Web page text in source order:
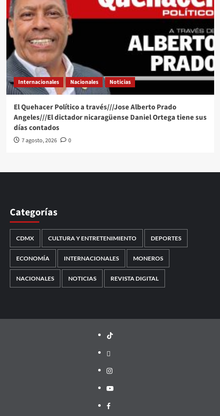
Internacionales Nacionales Noticias
El Quehacer Político a través///Jose Alberto Prado
Angeles///El dictador nicaragüense Daniel Ortega tiene sus
días contados
7 agosto, 2026 0
Categorías
CDMX CULTURA Y ENTRETENIMIENTO DEPORTES
ECONOMÍA INTERNACIONALES MONEROS
NACIONALES NOTICIAS REVISTA DIGITAL
TikTok
threads
Instagram
Youtube
Facebook